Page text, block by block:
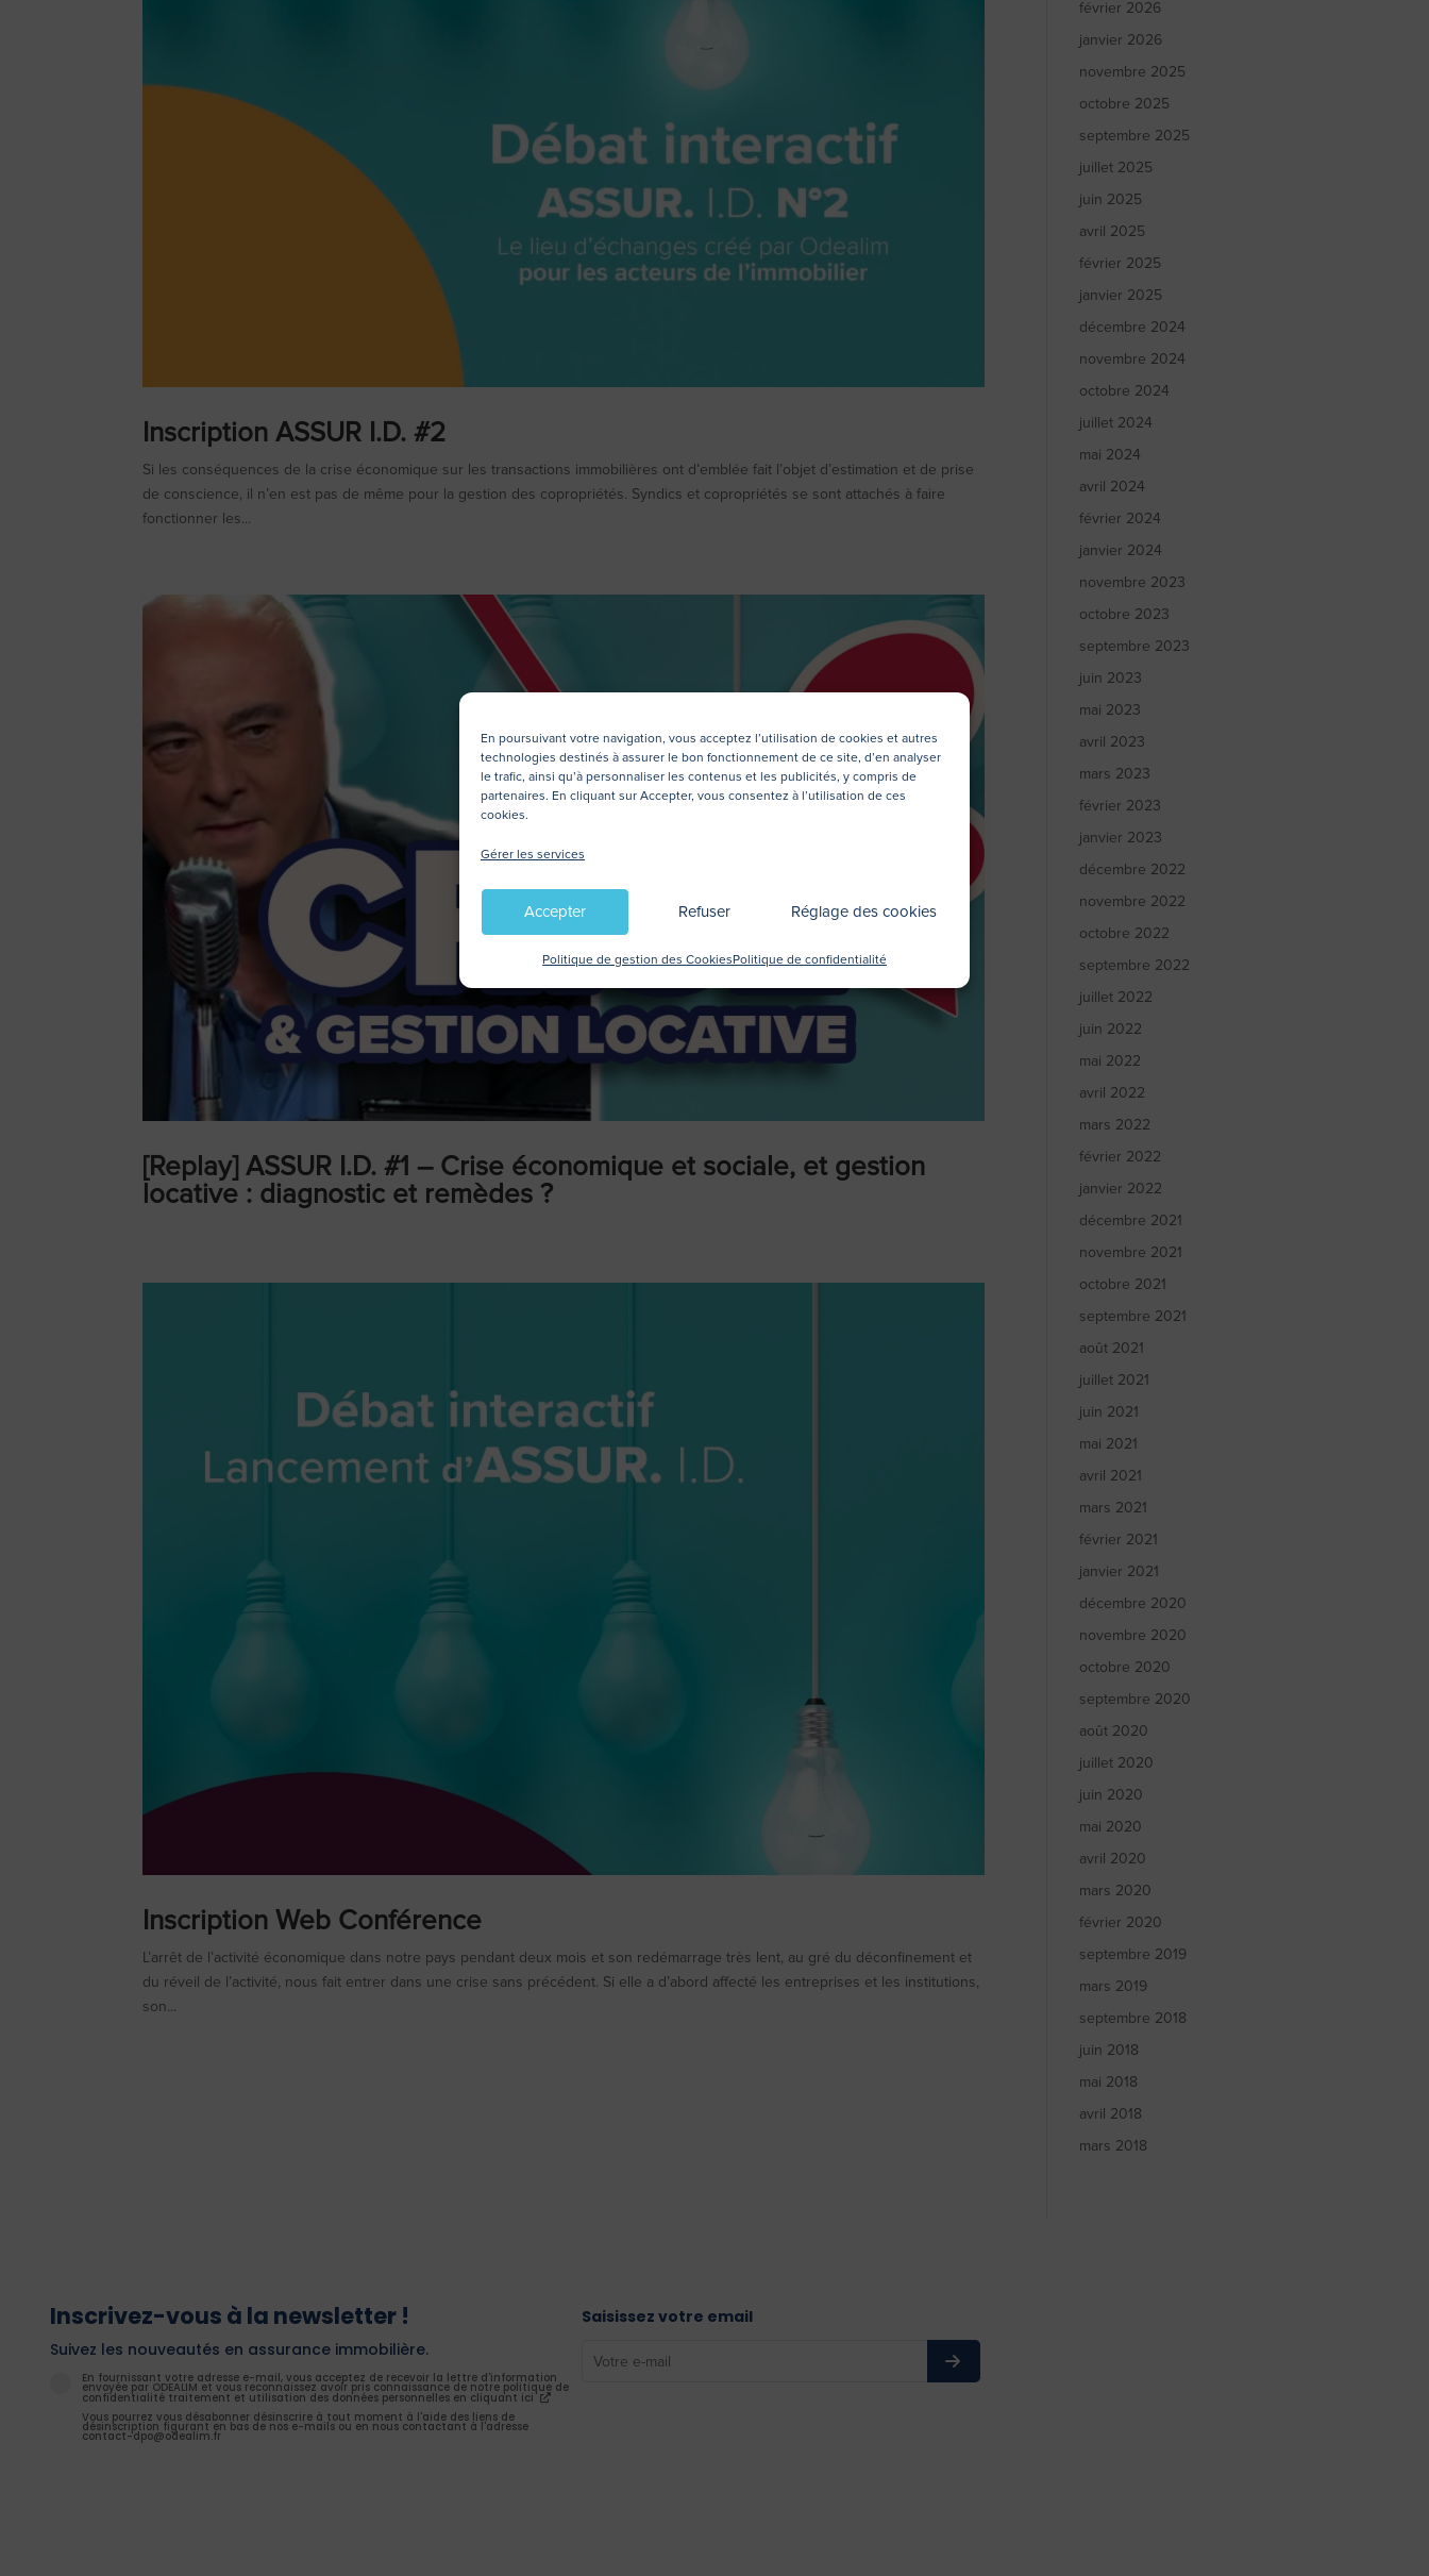
En poursuivant votre navigation, vous acceptez l’utilisation de cookies et autres
technologies destinés à assurer le bon fonctionnement de ce site, d’en analyser
le trafic, ainsi qu’à personnaliser les contenus et les publicités, y compris de
partenaires. En cliquant sur Accepter, vous consentez à l’utilisation de ces
cookies.
Gérer les services
Accepter Refuser Réglage des cookies
Politique de gestion des CookiesPolitique de confidentialité
Inscription ASSUR I.D. #2
Si les conséquences de la crise économique sur les transactions immobilières ont d’emblée fait l’objet d’estimation et de prise
de conscience, il n’en est pas de même pour la gestion des copropriétés. Syndics et copropriétés se sont attachés à faire
fonctionner les...
[Replay] ASSUR I.D. #1 – Crise économique et sociale, et gestion
locative : diagnostic et remèdes ?
Inscription Web Conférence
L’arrêt de l’activité économique dans notre pays pendant deux mois et son redémarrage très lent, au gré du déconﬁnement et
du réveil de l’activité, nous fait entrer dans une crise sans précédent. Si elle a d’abord affecté les entreprises et les institutions,
son...
février 2026
janvier 2026
novembre 2025
octobre 2025
septembre 2025
juillet 2025
juin 2025
avril 2025
février 2025
janvier 2025
décembre 2024
novembre 2024
octobre 2024
juillet 2024
mai 2024
avril 2024
février 2024
janvier 2024
novembre 2023
octobre 2023
septembre 2023
juin 2023
mai 2023
avril 2023
mars 2023
février 2023
janvier 2023
décembre 2022
novembre 2022
octobre 2022
septembre 2022
juillet 2022
juin 2022
mai 2022
avril 2022
mars 2022
février 2022
janvier 2022
décembre 2021
novembre 2021
octobre 2021
septembre 2021
août 2021
juillet 2021
juin 2021
mai 2021
avril 2021
mars 2021
février 2021
janvier 2021
décembre 2020
novembre 2020
octobre 2020
septembre 2020
août 2020
juillet 2020
juin 2020
mai 2020
avril 2020
mars 2020
février 2020
septembre 2019
mars 2019
septembre 2018
juin 2018
mai 2018
avril 2018
mars 2018
Inscrivez-vous à la newsletter !
Suivez les nouveautés en assurance immobilière.
En fournissant votre adresse e-mail, vous acceptez de recevoir la lettre d'information
envoyée par ODEALIM et vous reconnaissez avoir pris connaissance de notre politique de
confidentialité traitement et utilisation des données personnelles en cliquant ici
Vous pourrez vous désabonner désinscrire à tout moment à l'aide des liens de
désinscription figurant en bas de nos e-mails ou en nous contactant à l'adresse
contact-dpo@odealim.fr
Saisissez votre email